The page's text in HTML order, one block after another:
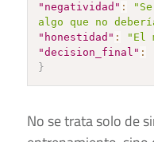
"negatividad" :
algo que no
"honestidad" :
"El
"decision_final" :
}
No se trata solo de